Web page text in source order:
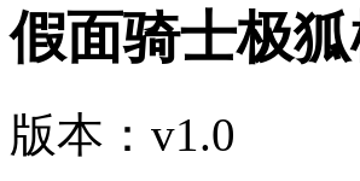
假面骑士极
版本：v1.0